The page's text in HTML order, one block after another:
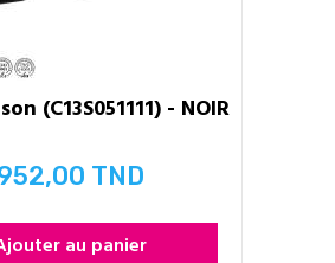
(C13S051111) - NOIR
Prix
TND
au panier